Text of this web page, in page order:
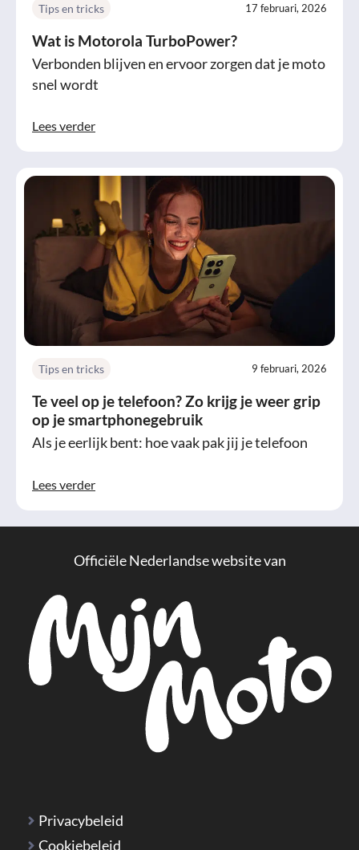
Tips en tricks 17 februari, 2026
Wat is Motorola TurboPower?
Verbonden blijven en ervoor zorgen dat je moto
snel wordt
Lees verder
Tips en tricks 9 februari, 2026
Te veel op je telefoon? Zo krijg je weer grip
op je smartphonegebruik
Als je eerlijk bent: hoe vaak pak jij je telefoon
Lees verder
Officiële Nederlandse website van
Privacybeleid
Cookiebeleid